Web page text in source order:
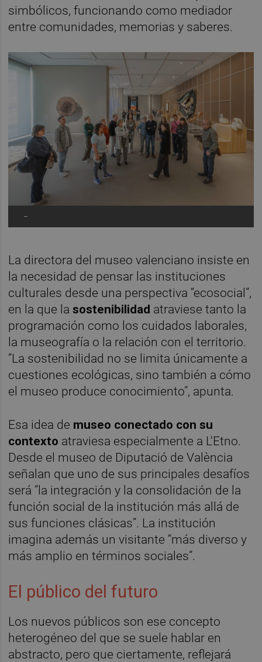
simbólicos, funcionando como mediador
entre comunidades, memorias y saberes.
-
La directora del museo valenciano insiste en
la necesidad de pensar las instituciones
culturales desde una perspectiva “ecosocial”,
en la que lasostenibilidad atraviese tanto la
programación como los cuidados laborales,
la museografía o la relación con el territorio.
“La sostenibilidad no se limita únicamente a
cuestiones ecológicas, sino también a cómo
el museo produce conocimiento”, apunta.
Esa idea de museo conectado con su
contexto atraviesa especialmente a L'Etno.
Desde el museo de Diputació de València
señalan que uno de sus principales desafíos
será “la integración y la consolidación de la
función social de la institución más allá de
sus funciones clásicas”. La institución
imagina además un visitante “más diverso y
más amplio en términos sociales”.
El público del futuro
Los nuevos públicos son ese concepto
heterogéneo del que se suele hablar en
abstracto, pero que ciertamente, reflejará